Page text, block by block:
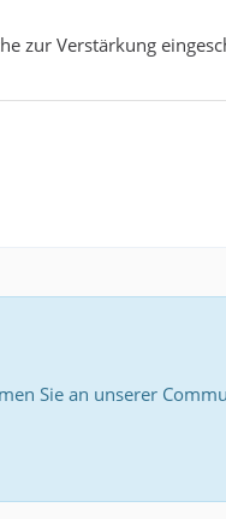
zur Verstärkung
Sie an unserer